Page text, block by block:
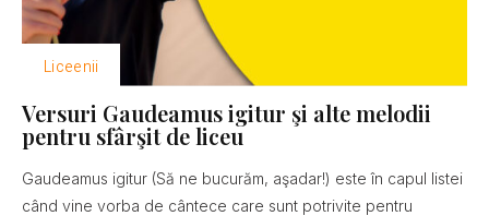
Liceenii
Versuri Gaudeamus igitur şi alte melodii
pentru sfârşit de liceu
Gaudeamus igitur (Să ne bucurăm, aşadar!) este în capul listei
când vine vorba de cântece care sunt potrivite pentru